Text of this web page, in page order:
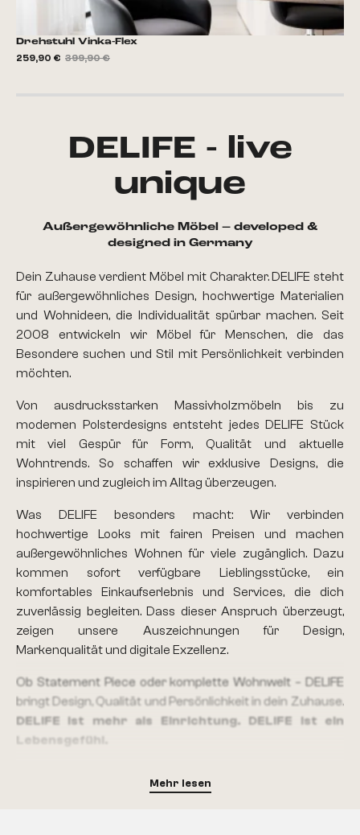
Drehstuhl Vinka-Flex
259,90 € 399,90 €
DELIFE - live
unique
Außergewöhnliche Möbel – developed &
designed in Germany
Dein Zuhause verdient Möbel mit Charakter. DELIFE steht
für außergewöhnliches Design, hochwertige Materialien
und Wohnideen, die Individualität spürbar machen. Seit
2008 entwickeln wir Möbel für Menschen, die das
Besondere suchen und Stil mit Persönlichkeit verbinden
möchten.
Von ausdrucksstarken Massivholzmöbeln bis zu
modernen Polsterdesigns entsteht jedes DELIFE Stück
mit viel Gespür für Form, Qualität und aktuelle
Wohntrends. So schaffen wir exklusive Designs, die
inspirieren und zugleich im Alltag überzeugen.
Was DELIFE besonders macht: Wir verbinden
hochwertige Looks mit fairen Preisen und machen
außergewöhnliches Wohnen für viele zugänglich. Dazu
kommen sofort verfügbare Lieblingsstücke, ein
komfortables Einkaufserlebnis und Services, die dich
zuverlässig begleiten. Dass dieser Anspruch überzeugt,
zeigen unsere Auszeichnungen für Design,
Markenqualität und digitale Exzellenz.
Ob Statement Piece oder komplette Wohnwelt – DELIFE
bringt Design, Qualität und Persönlichkeit in dein Zuhause.
DELIFE ist mehr als Einrichtung. DELIFE ist ein
Lebensgefühl.
Mehr lesen